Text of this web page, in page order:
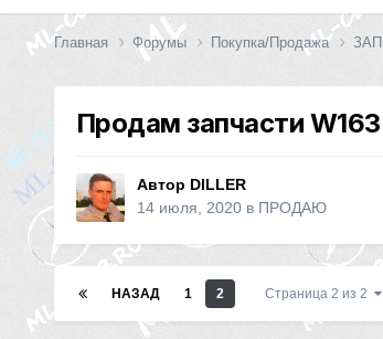
Главная Форумы Покупка/Продажа
Продам запчасти
Автор DILLER
14 июля, 2020в ПРОДАЮ
НАЗАД 1 2 Страница 2 из 2